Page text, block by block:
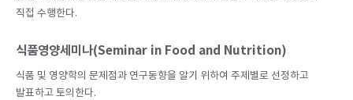
직접 수행한다.
식품영양세미나(Seminar in Food and Nutrition)
식품 및 영양학의 문제점과 연구동향을 알기 위하여 주제별로 선정하고
발표하고 토의한다.